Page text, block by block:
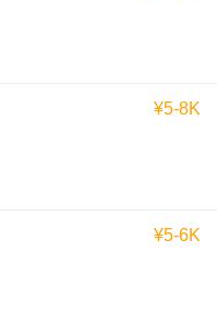
¥5-8K
¥5-6K